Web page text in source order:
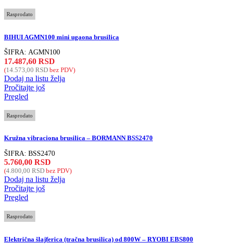
Rasprodato
BIHUI AGMN100 mini ugaona brusilica
ŠIFRA: AGMN100
17.487,60 RSD
(14.573,00 RSD bez PDV)
Dodaj na listu želja
Pročitajte još
Pregled
Rasprodato
Kružna vibraciona brusilica – BORMANN BSS2470
ŠIFRA: BSS2470
5.760,00 RSD
(4.800,00 RSD bez PDV)
Dodaj na listu želja
Pročitajte još
Pregled
Rasprodato
Električna šlajferica (tračna brusilica) od 800W – RYOBI EBS800